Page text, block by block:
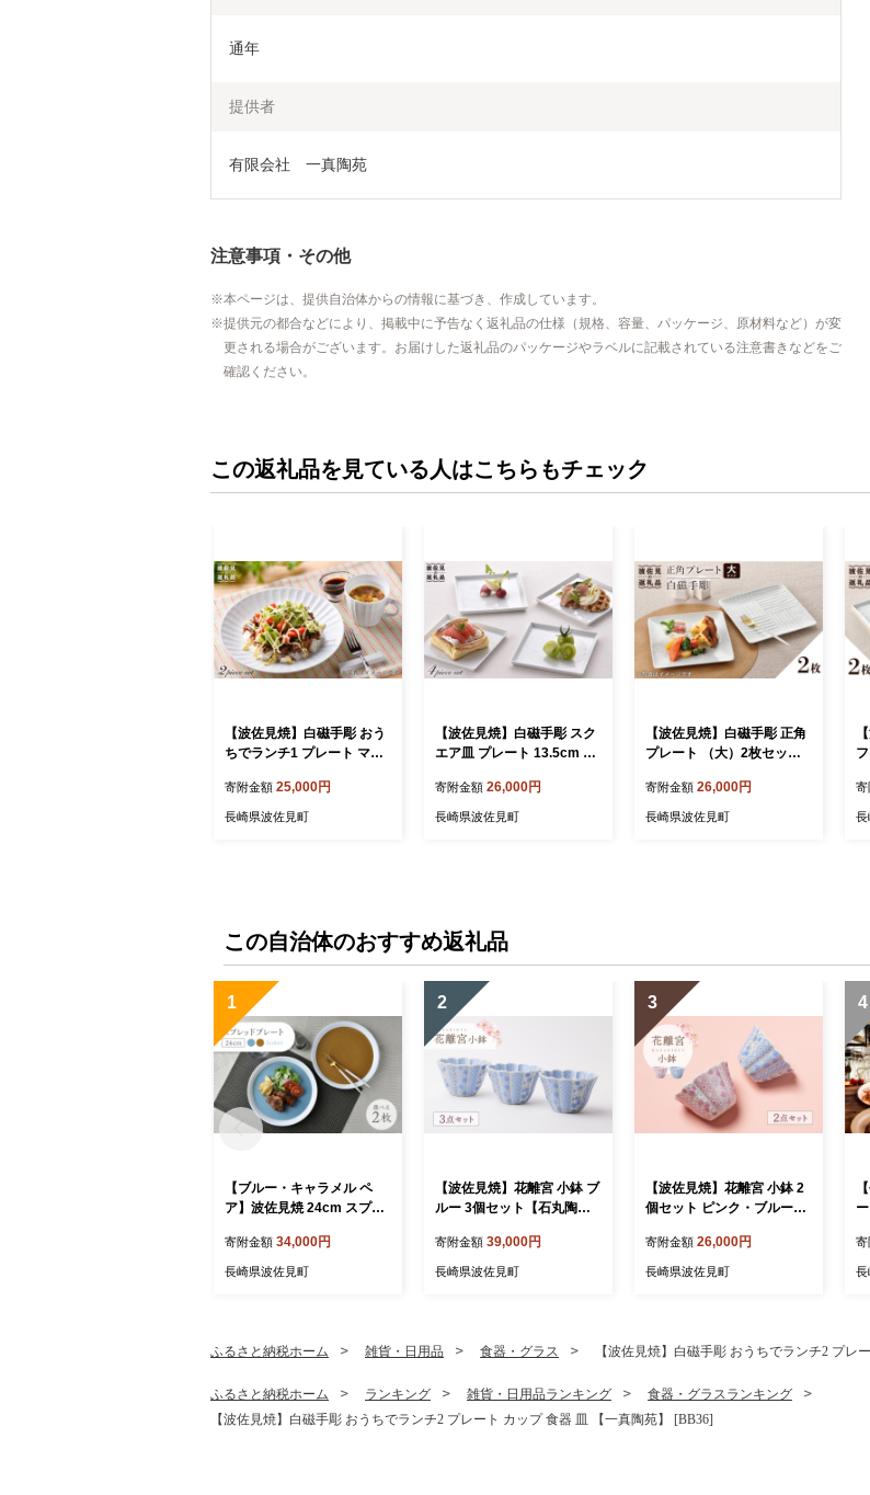
通年
提供者
有限会社　一真陶苑
注意事項・その他
本ページは、提供自治体からの情報に基づき、作成しています。
提供元の都合などにより、掲載中に予告なく返礼品の仕様（規格、容量、パッケージ、原材料など）が変
更される場合がございます。お届けした返礼品のパッケージやラベルに記載されている注意書きなどをご
確認ください。
この返礼品を見ている人はこちらもチェック
【波佐見焼】白磁手彫 おう
ちでランチ1 プレート マグ
苑】 [BB35]
寄附金額 25,000円
長崎県波佐見町
【波佐見焼】白磁手彫 スク
エア皿 プレート 13.5cm 4
苑】 [BB31]
寄附金額 26,000円
長崎県波佐見町
【波佐見焼】白磁手彫 正角
プレート （大）2枚セット
寄附金額 26,000円
長崎県波佐見町
0]
寄
長
この自治体のおすすめ返礼品
1
【ブルー・キャラメル ペ
ア】波佐見焼 24cm スプレ
B55]
寄附金額 34,000円
長崎県波佐見町
2
【波佐見焼】花離宮 小鉢 ブ
ルー 3個セット【石丸陶
寄附金額 39,000円
長崎県波佐見町
3
【波佐見焼】花離宮 小鉢 2
個セット ピンク・ブルー
寄附金額 26,000円
長崎県波佐見町
4
寄
長
ふるさと納税ホーム 雑貨・日用品 食器・グラス 【波佐見焼】白磁手彫 おうちでランチ2 プレ
ふるさと納税ホーム ランキング 雑貨・日用品ランキング
食器・グラスランキング
【波佐見焼】白磁手彫 おうちでランチ2 プレート カップ 食器 皿 【一真陶苑】 [BB36]